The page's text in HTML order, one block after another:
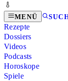
MENÜ
Rezepte
Dossiers
Videos
Podcasts
Horoskope
Spiele